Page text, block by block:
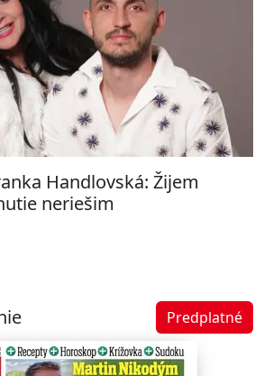
Handlovská: Žijem
neriešim
Predplatné